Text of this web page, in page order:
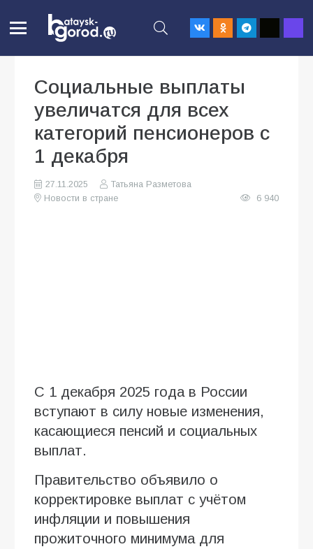
Социальные выплаты
увеличатся для всех
категорий пенсионеров с
1 декабря
27.11.2025
Татьяна Разметова
Новости в стране
6 940
С 1 декабря 2025 года в России
вступают в силу новые изменения,
касающиеся пенсий и социальных
выплат.
Правительство объявило о
корректировке выплат с учётом
инфляции и повышения
прожиточного минимума для